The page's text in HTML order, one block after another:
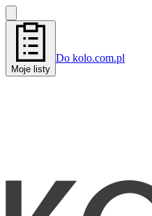
Moje listy
Do kolo.com.pl